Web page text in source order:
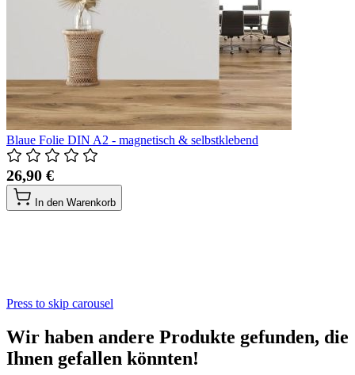
Blaue Folie DIN A2 - magnetisch & selbstklebend
26,90 €
In den Warenkorb
Press to skip carousel
Wir haben andere Produkte gefunden, die
Ihnen gefallen könnten!